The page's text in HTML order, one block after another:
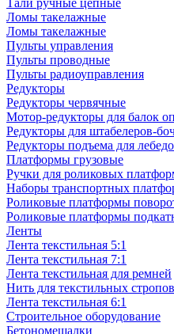
Тали ручные цепные
Ломы такелажные
Ломы такелажные
Пульты управления
Пульты проводные
Пульты радиоуправления
Редукторы
Редукторы червячные
Мотор-редукторы для балок
Редукторы для штабелеров-
Редукторы подъема для
Платформы грузовые
Ручки для роликовых
Наборы транспортных
Роликовые платформы
Роликовые платформы
Ленты
Лента текстильная 5:1
Лента текстильная 7:1
Лента текстильная для ремней
Нить для текстильных стропов
Лента текстильная 6:1
Строительное оборудование
Бетономешалки